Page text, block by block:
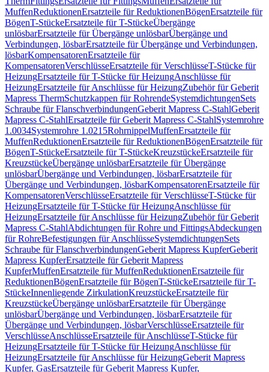
MuffenReduktionenErsatzteile für ReduktionenBögenErsatzteile für
BögenT-StückeErsatzteile für T-StückeÜbergänge
unlösbarErsatzteile für Übergänge unlösbarÜbergänge und
Verbindungen, lösbarErsatzteile für Übergänge und Verbindungen,
lösbarKompensatorenErsatzteile für
KompensatorenVerschlüsseErsatzteile für VerschlüsseT-Stücke für
HeizungErsatzteile für T-Stücke für HeizungAnschlüsse für
HeizungErsatzteile für Anschlüsse für HeizungZubehör für Geberit
Mapress ThermSchutzkappen für RohrendeSystemdichtungenSets
Schraube für FlanschverbindungenGeberit Mapress C-StahlGeberit
Mapress C-StahlErsatzteile für Geberit Mapress C-StahlSystemrohre
1.0034Systemrohre 1.0215RohrnippelMuffenErsatzteile für
MuffenReduktionenErsatzteile für ReduktionenBögenErsatzteile für
BögenT-StückeErsatzteile für T-StückeKreuzstückeErsatzteile für
KreuzstückeÜbergänge unlösbarErsatzteile für Übergänge
unlösbarÜbergänge und Verbindungen, lösbarErsatzteile für
Übergänge und Verbindungen, lösbarKompensatorenErsatzteile für
KompensatorenVerschlüsseErsatzteile für VerschlüsseT-Stücke für
HeizungErsatzteile für T-Stücke für HeizungAnschlüsse für
HeizungErsatzteile für Anschlüsse für HeizungZubehör für Geberit
Mapress C-StahlAbdichtungen für Rohre und FittingsAbdeckungen
für RohreBefestigungen für AnschlüsseSystemdichtungenSets
Schraube für FlanschverbindungenGeberit Mapress KupferGeberit
Mapress KupferErsatzteile für Geberit Mapress
KupferMuffenErsatzteile für MuffenReduktionenErsatzteile für
ReduktionenBögenErsatzteile für BögenT-StückeErsatzteile für T-
StückeInnenliegende ZirkulationKreuzstückeErsatzteile für
KreuzstückeÜbergänge unlösbarErsatzteile für Übergänge
unlösbarÜbergänge und Verbindungen, lösbarErsatzteile für
Übergänge und Verbindungen, lösbarVerschlüsseErsatzteile für
VerschlüsseAnschlüsseErsatzteile für AnschlüsseT-Stücke für
HeizungErsatzteile für T-Stücke für HeizungAnschlüsse für
HeizungErsatzteile für Anschlüsse für HeizungGeberit Mapress
Kupfer, GasErsatzteile für Geberit Mapress Kupfer,